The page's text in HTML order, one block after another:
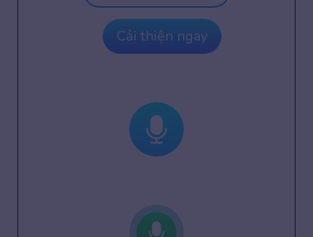
Cải thiện ngay